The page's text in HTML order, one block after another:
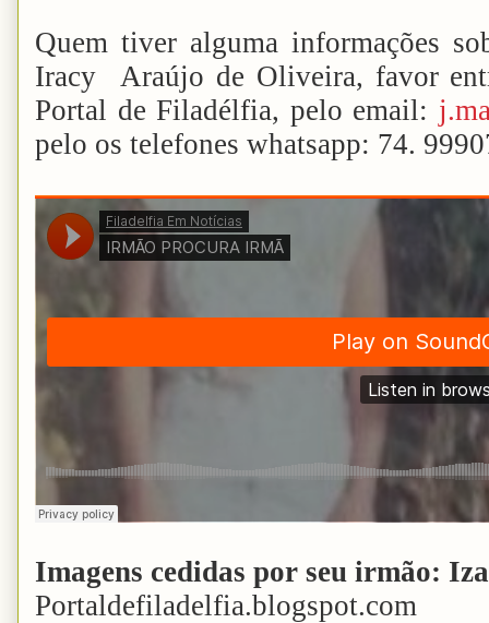
Quem tiver alguma informações
Iracy Araújo de Oliveira, favor
Portal de Filadélfia, pelo email:
pelo os telefones whatsapp: 74.
Imagens cedidas por seu irmão:
Portaldefiladelfia.blogspot.com